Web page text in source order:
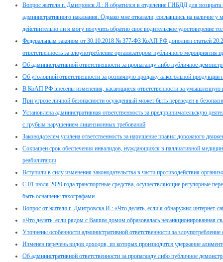
Вопрос жителя г. Дмитровск Л.: Я обратился в отделение ГИБДД для возврата
административного наказания. Однако мне отказали, сославшись на наличие
действительно ли я могу получить обратно свое водительское удостоверение
Федеральным законом от 30.10.2018 № 377-ФЗ КоАП РФ дополнен статьей
ответственность за злоупотребление организатором публичного мероприятия
Об административной ответственности за пропаганду либо публичное
Об уголовной ответственности за розничную продажу алкогольной продукции
В КоАП РФ внесены изменения, касающиеся ответственности за умышленную
При угрозе личной безопасности осужденный может быть переведен в
Установлена административная ответственность за предпринимательскую
с грубым нарушением лицензионных требований
Законодателем усилена ответственность за нарушение правил дорожного
Сокращен срок обеспечения инвалидов, нуждающихся в паллиативной
реабилитации
Вступили в силу изменения законодательства в части противодействия
С 01 июля 2020 года транспортные средства, осуществляющие регулярные
быть оснащены тахографами
Вопрос от жителя г. Дмитровска И.: «Что делать, если я обнаружил интернет-
«Что делать, если рядом с Вашим домом образовалась несанкционированная
Уточнены особенности административной ответственности за
Изменен перечень видов доходов, из которых производится удержание
Об административной ответственности за пропаганду либо публичное